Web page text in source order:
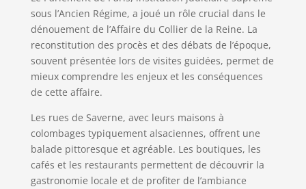
sous l’Ancien Régime, a joué un rôle crucial dans le
dénouement de l’Affaire du Collier de la Reine. La
reconstitution des procès et des débats de l’époque,
souvent présentée lors de visites guidées, permet de
mieux comprendre les enjeux et les conséquences
de cette affaire.
Les rues de Saverne, avec leurs maisons à
colombages typiquement alsaciennes, offrent une
balade pittoresque et agréable. Les boutiques, les
cafés et les restaurants permettent de découvrir la
gastronomie locale et de profiter de l’ambiance